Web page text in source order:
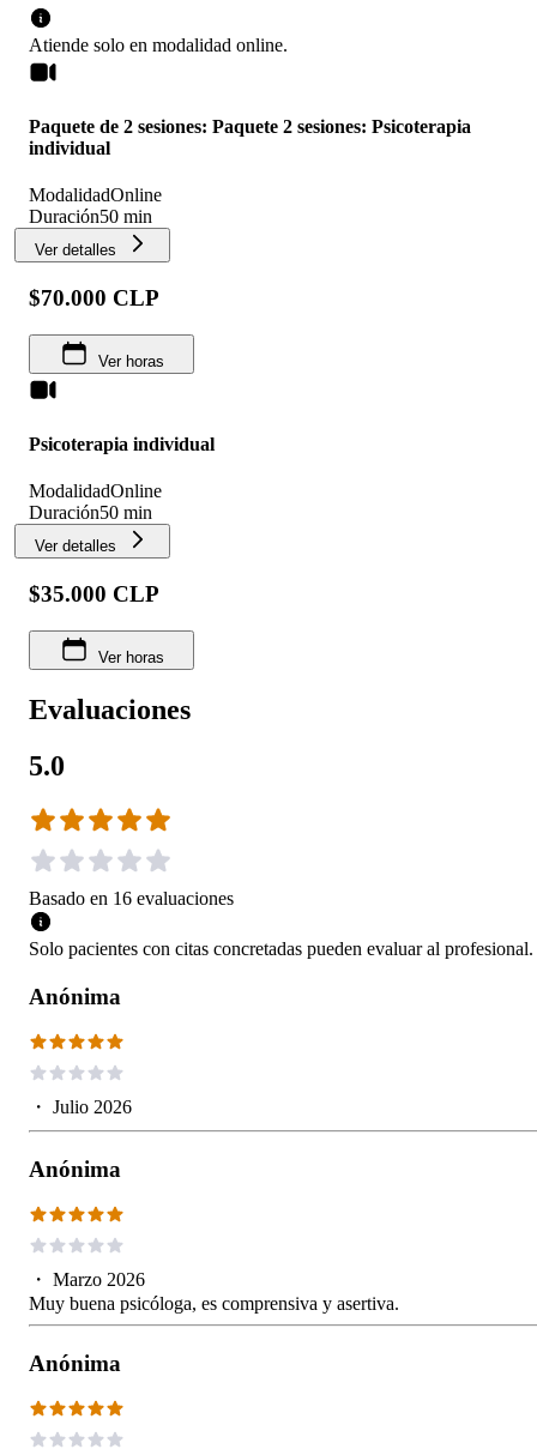
Atiende solo en modalidad online.
Paquete de 2 sesiones: Paquete 2 sesiones: Psicoterapia
individual
ModalidadOnline
Duración50 min
Ver detalles
$70.000 CLP
Ver horas
Psicoterapia individual
ModalidadOnline
Duración50 min
Ver detalles
$35.000 CLP
Ver horas
Evaluaciones
5.0
Basado en 16 evaluaciones
Solo pacientes con citas concretadas pueden evaluar al profesional.
Anónima
・ Julio 2026
Anónima
・ Marzo 2026
Muy buena psicóloga, es comprensiva y asertiva.
Anónima